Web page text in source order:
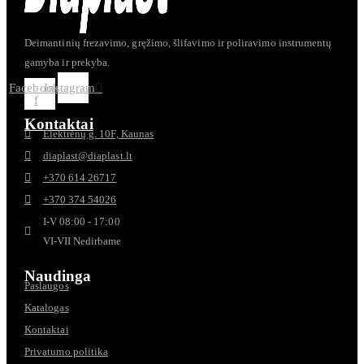
Deimantinių frezavimo, gręžimo, šlifavimo ir poliravimo instrumentų
gamyba ir prekyba.
Facebook-
f
Instagram
Kontaktai
Elektrėnų g. 10F, Kaunas
diaplast@diaplast.lt
+370 614 26717
+370 374 54026
I-V 08:00 - 17:00
VI-VII Nedirbame
Naudinga
Paslaugos
Katalogas
Kontaktai
Privatumo politika